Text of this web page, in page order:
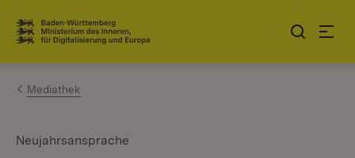
Zum Inhalt springen
Link zur Startseite
Mediathek
Neujahrsansprache